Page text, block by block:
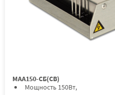
МАА150-СБ(СВ)
Мощность 150Вт,